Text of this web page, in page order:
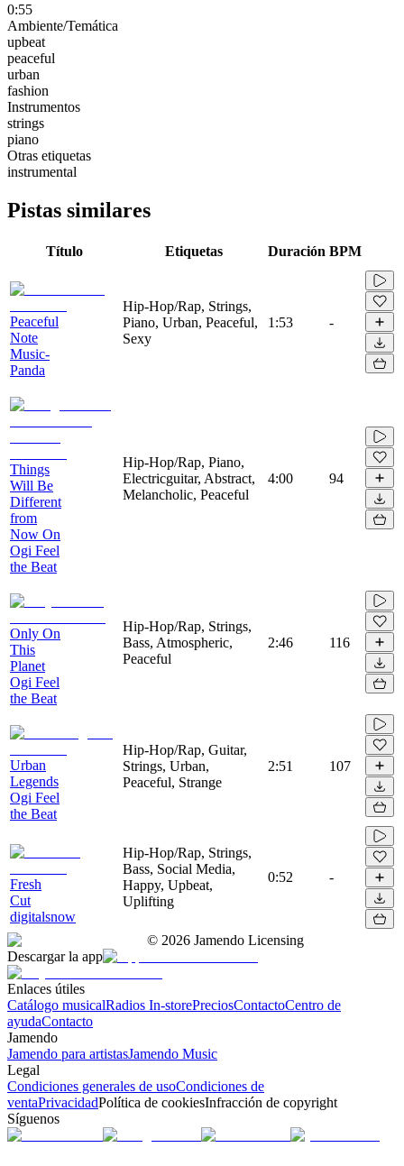
0:55
Ambiente/Temática
upbeat
peaceful
urban
fashion
Instrumentos
strings
piano
Otras etiquetas
instrumental
Pistas similares
Título Etiquetas Duración BPM
Peaceful
Note
Music-
Panda
Hip-Hop/Rap, Strings,
Piano, Urban, Peaceful,
Sexy
1:53 -
Things
Will Be
Different
from
Now On
Ogi Feel
the Beat
Hip-Hop/Rap, Piano,
Electricguitar, Abstract,
Melancholic, Peaceful
4:00 94
Only On
This
Planet
Ogi Feel
the Beat
Hip-Hop/Rap, Strings,
Bass, Atmospheric,
Peaceful
2:46 116
Urban
Legends
Ogi Feel
the Beat
Hip-Hop/Rap, Guitar,
Strings, Urban,
Peaceful, Strange
2:51 107
Fresh
Cut
digitalsnow
Hip-Hop/Rap, Strings,
Bass, Social Media,
Happy, Upbeat,
Uplifting
0:52 -
© 2026 Jamendo Licensing
Descargar la app
Enlaces útiles
Catálogo musicalRadios In-storePreciosContactoCentro de
ayudaContacto
Jamendo
Jamendo para artistasJamendo Music
Legal
Condiciones generales de usoCondiciones de
ventaPrivacidadPolítica de cookiesInfracción de copyright
Síguenos